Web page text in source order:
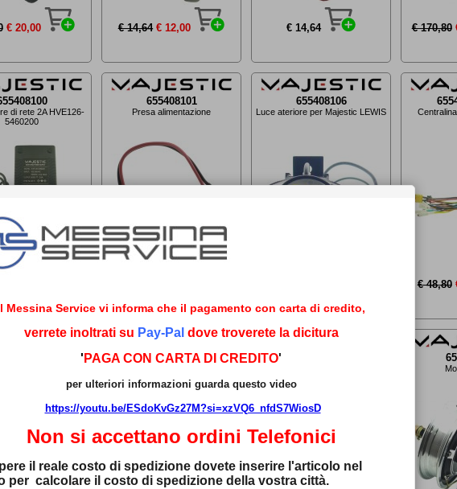
Messina Service vi informa che il pagamento con carta di credito,
verrete inoltrati su Pay-Pal dove troverete la dicitura
' PAGA CON CARTA DI CREDITO'
per ulteriori informazioni guarda questo video
https://youtu.be/ESdoKvGz27M?si=xzVQ6_nfdS7WiosD
Non si accettano ordini Telefonici
il reale costo di spedizione dovete inserire l'articolo nel
per calcolare il costo di spedizione della vostra città.
€ 20,00 € 14,64 € 12,00 € 14,64 € 170,80
di rete 2A HVE126-
5460200
655408101
Presa alimentazione
655408106
Luce ateriore per Majestic LEWIS
€ 48,80
655408125
per Majestic LEWIS